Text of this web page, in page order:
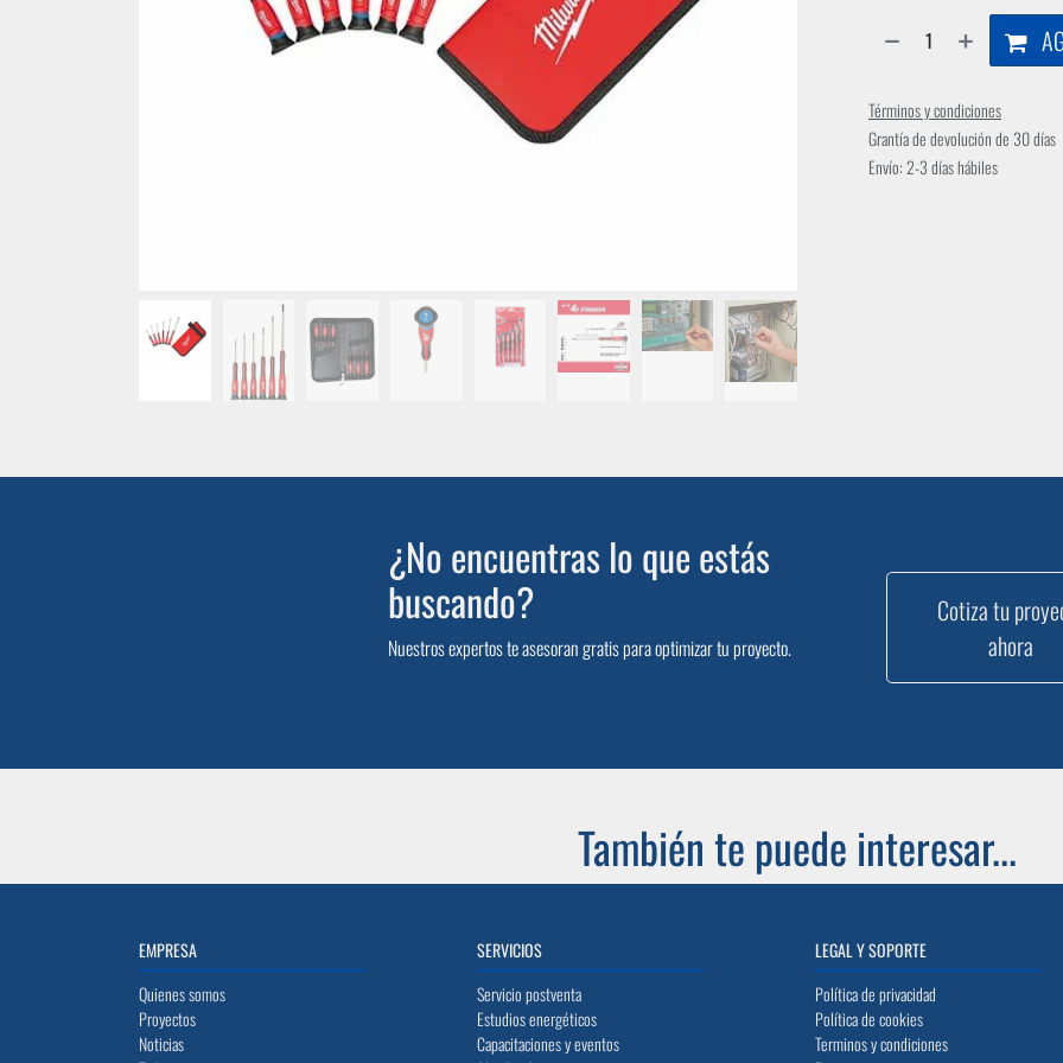
Términos y condiciones
Grantía de devolución de 30 días
Envío: 2-3 días hábiles
¿No encuentras lo que estás
buscando?
Nuestros expertos te asesoran gratis para optimizar tu proyecto.
Cotiza tu
ahora
También te puede interesar...
EMPRESA
Quienes somos
Proyectos
Noticias
SERVICIOS
Servicio postventa
Estudios energéticos
Capacitaciones y eventos
LEGAL Y SOPORTE
Política de privacidad
Política de cookies
Terminos y condiciones